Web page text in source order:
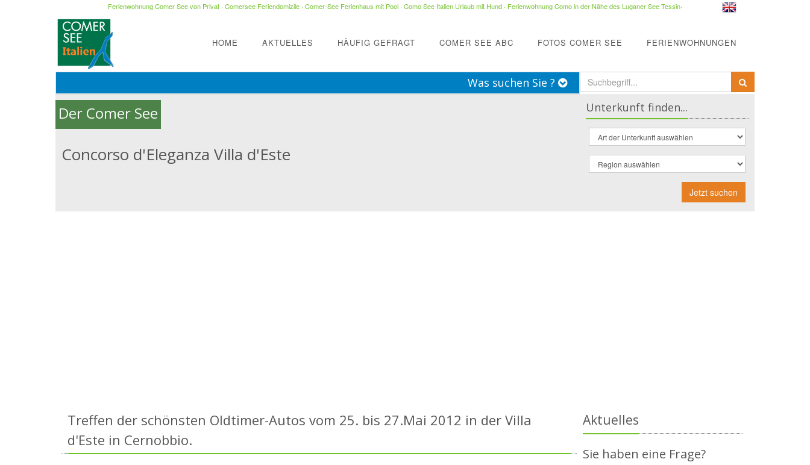
Ferienwohnung Comer See von Privat· Comersee Feriendomizile· Comer-See Ferienhaus mit Pool· Como See Italien Urlaub mit Hund· Ferienwohnung Como in der Nähe des Luganer See Tessin·
HOME AKTUELLES HÄUFIG GEFRAGT COMER SEE ABC FOTOS COMER SEE FERIENWOHNUNGEN
Was suchen Sie ?
Der Comer See
Concorso d'Eleganza Villa d'Este
Unterkunft finden...
Jetzt suchen
Treffen der schönsten Oldtimer-Autos vom 25. bis 27.Mai 2012 in der Villa
d'Este in Cernobbio.
Aktuelles
Sie haben eine Frage?